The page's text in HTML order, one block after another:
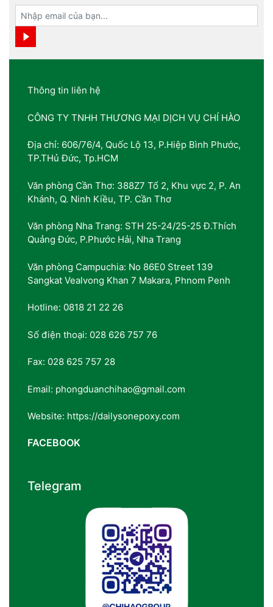
Thông tin liên hệ
CÔNG TY TNHH THƯƠNG MẠI DỊCH VỤ CHÍ HÀO
Địa chỉ: 606/76/4, Quốc Lộ 13, P.Hiệp Bình Phước,
TP.THủ Đức, Tp.HCM
Văn phòng Cần Thơ: 388Z7 Tổ 2, Khu vực 2, P. An
Khánh, Q. Ninh Kiều, TP. Cần Thơ
Văn phòng Nha Trang: STH 25-24/25-25 Đ.Thích
Quảng Đức, P.Phước Hải, Nha Trang
Văn phòng Campuchia: No 86E0 Street 139
Sangkat Vealvong Khan 7 Makara, Phnom Penh
Hotline: 0818 21 22 26
Số điện thoại: 028 626 757 76
Fax: 028 625 757 28
Email: phongduanchihao@gmail.com
Website: https://dailysonepoxy.com
FACEBOOK
Telegram